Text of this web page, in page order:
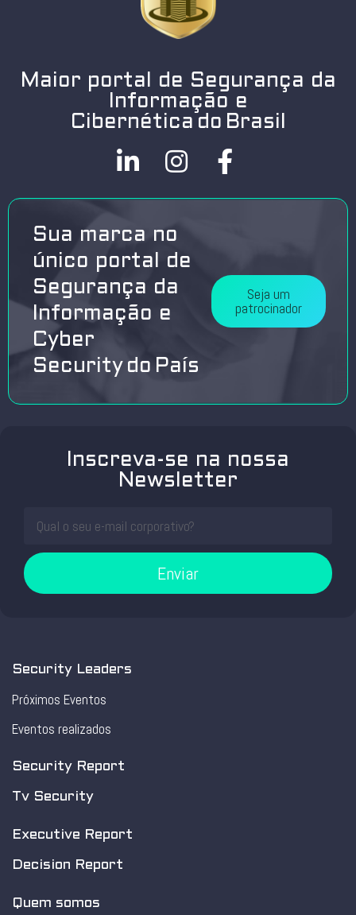
Maior portal de Segurança da
Informação e
Cibernética do Brasil
Sua marca no
único portal de
Segurança da
Informação e
Cyber
Security do País
Seja um
patrocinador
Inscreva-se na nossa
Newsletter
Enviar
Security Leaders
Próximos Eventos
Eventos realizados
Security Report
Tv Security
Executive Report
Decision Report
Quem somos